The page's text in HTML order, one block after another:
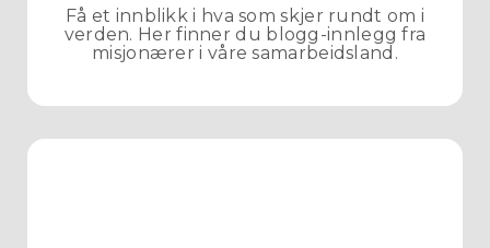
Få et innblikk i hva som skjer rundt om i
verden. Her finner du blogg-innlegg fra
misjonærer i våre samarbeidsland.